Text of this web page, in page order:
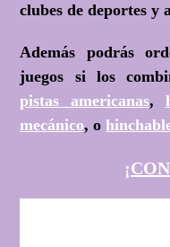
clubes de deportes y
Además podrás
juegos si los
pistas americanas,
mecánico, o